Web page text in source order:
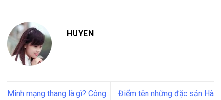
HUYEN
Minh mạng thang là gì? Công
Điểm tên những đặc sản Hà